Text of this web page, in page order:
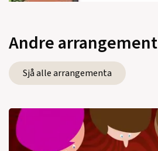
Andre arrangement
Sjå alle arrangementa